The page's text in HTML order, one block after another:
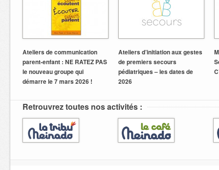
Ateliers de communication
parent-enfant : NE RATEZ PAS
le nouveau groupe qui
démarre le 7 mars 2026 !
Ateliers d’initiation aux gestes
de premiers secours
pédiatriques – les dates de
2026
Retrouvrez toutes nos activités :